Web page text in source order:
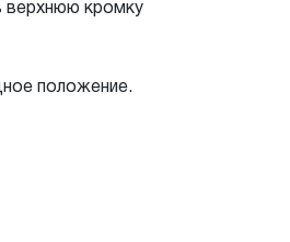
верхнюю кромку
положение.